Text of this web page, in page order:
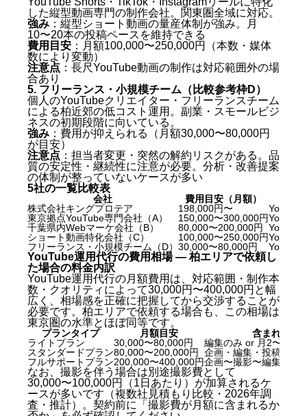
した縦型動画専門の制作会社。関東圏全域に対応。
強み ：縦型ショート動画の量産体制が強み。月
10〜20本の投稿ペースを維持できる
費用目安 ：月額100,000〜250,000円（本数・媒体
数により変動）
注意点 ：長尺YouTube動画の制作は対応範囲外の場
合あり
5. フリーランス・小規模チーム（比較参考枠D）
個人のYouTubeクリエイター・フリーランスチーム
による柏近郊の低コスト運用。副業・スモールビジ
ネスの初期段階に向いている。
強み ：費用が抑えられる（月額30,000〜80,000円
が目安）
注意点 ：担当者変更・突然の解約リスクがある。品
質の安定性・継続性に注意が必要。分析・改善提案
の体制が整っていないケースが多い
5社の一覧比較表
会社
費用目安（月額）
株式会社キングプロテア
198,000円〜
東京拠点YouTube専門会社（A）
150,000〜300,000円
千葉県内Webマーケ会社（B）
80,000〜200,000円
ショート動画特化会社（C）
100,000〜250,000円
フリーランス・小規模チーム（D） 30,000〜80,000円
YouTube運用代行の費用相場 — 柏エリアで依頼し
た場合の料金内訳
YouTube運用代行の月額費用は、対応範囲・制作本
数・クオリティによって30,000円〜400,000円と幅
広く、相場感を正確に把握してから交渉することが
必要です。柏エリアで依頼する場合も、この相場は
東京圏の水準とほぼ同等です。
プランタイプ 月額目安
含まれる主
ライトプラン
30,000〜80,000円
編集のみ or 月2〜4本
スタンダードプラン80,000〜200,000円 企画・編集・投稿・月
フルサポートプラン200,000〜400,000円企画〜撮影〜編集〜広
なお、撮影を伴う場合は別途撮影費として
30,000〜100,000円（1日あたり）が加算されるケ
ースが多いです（複数社見積もり比較・2026年調
査・推計）。契約前に「撮影費が月額に含まれるか
YouTube運用代行とは何か — 柏の中小企業が知るべ
き基本
なぜ柏でYouTube運用代行の需要が高まっているの
か
YouTube運用代行でできること・できないこと
YouTube運用代行を柏で選ぶ前に確認すべき5つの
KBF比較軸
YouTube運用代行 柏おすすめ5社の徹底比較【2026年
1. 株式会社キングプロテア（札幌発・全国対応）
2. 東京拠点の中堅YouTube専門代行会社（比較参考
枠A）
3. 千葉県内のWebマーケティング会社（比較参考枠
B）
4. 関東圏対応のショート動画特化代行会社（比較参
考枠C）
5. フリーランス・小規模チーム（比較参考枠D）
5社の一覧比較表
YouTube運用代行の費用相場 — 柏エリアで依頼した
場合の料金内訳
YouTube運用代行でよくある失敗パターンと対策
失敗パターン①：成果の数値定義がないまま契約し
た